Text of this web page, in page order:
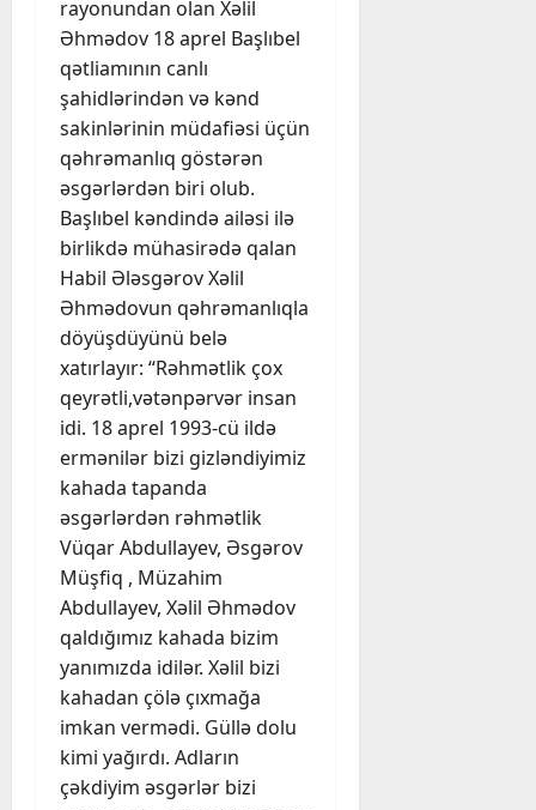
rayonundan olan Xəlil
Əhmədov 18 aprel Başlıbel
qətliamının canlı
şahidlərindən və kənd
sakinlərinin müdafiəsi üçün
qəhrəmanlıq göstərən
əsgərlərdən biri olub.
Başlıbel kəndində ailəsi ilə
birlikdə mühasirədə qalan
Habil Ələsgərov Xəlil
Əhmədovun qəhrəmanlıqla
döyüşdüyünü belə
xatırlayır: “Rəhmətlik çox
qeyrətli,vətənpərvər insan
idi. 18 aprel 1993-cü ildə
ermənilər bizi gizləndiyimiz
kahada tapanda
əsgərlərdən rəhmətlik
Vüqar Abdullayev, Əsgərov
Müşfiq , Müzahim
Abdullayev, Xəlil Əhmədov
qaldığımız kahada bizim
yanımızda idilər. Xəlil bizi
kahadan çölə çıxmağa
imkan vermədi. Güllə dolu
kimi yağırdı. Adların
çəkdiyim əsgərlər bizi